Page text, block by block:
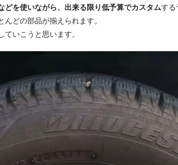
どを使いながら、出来る限り低予算でカスタムする
どの部品が揃えられます。
いこうと思います。